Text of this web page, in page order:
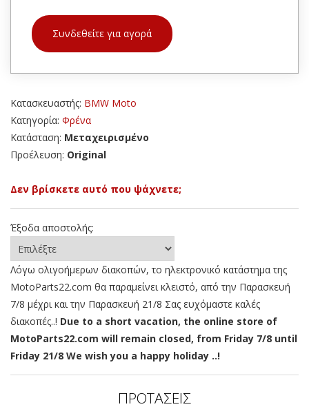
Συνδεθείτε για αγορά
Κατασκευαστής: BMW Moto
Κατηγορία: Φρένα
Κατάσταση: Μεταχειρισμένο
Προέλευση: Original
Δεν βρίσκετε αυτό που ψάχνετε;
Έξοδα αποστολής:
Λόγω ολιγοήμερων διακοπών, το ηλεκτρονικό κατάστημα της
MotoParts22.com θα παραμείνει κλειστό, από την Παρασκευή
7/8 μέχρι και την Παρασκευή 21/8 Σας ευχόμαστε καλές
διακοπές..! Due to a short vacation, the online store of
MotoParts22.com will remain closed, from Friday 7/8 until
Friday 21/8 We wish you a happy holiday ..!
ΠΡΟΤΑΣΕΙΣ